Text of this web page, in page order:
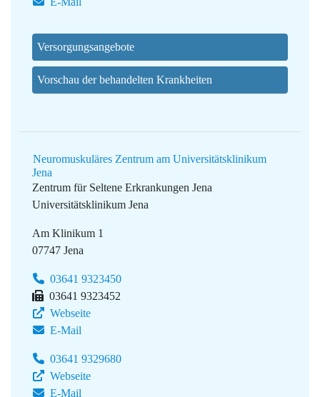
Versorgungsangebote
Vorschau der behandelten Krankheiten
Neuromuskuläres Zentrum am Universitätsklinikum
Jena
Zentrum für Seltene Erkrankungen Jena
Universitätsklinikum Jena
Am Klinikum 1
07747 Jena
03641 9323450
03641 9323452
Webseite
E-Mail
03641 9329680
Webseite
E-Mail